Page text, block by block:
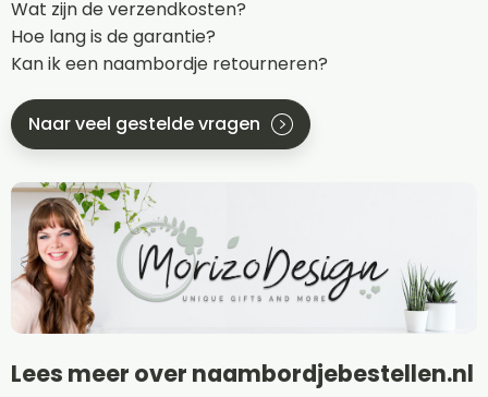
Wat zijn de verzendkosten?
Hoe lang is de garantie?
Kan ik een naambordje retourneren?
Naar veel gestelde vragen
Lees meer over naambordjebestellen.nl